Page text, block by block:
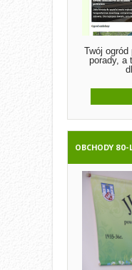
Twój ogród
porady, a
OBCHODY